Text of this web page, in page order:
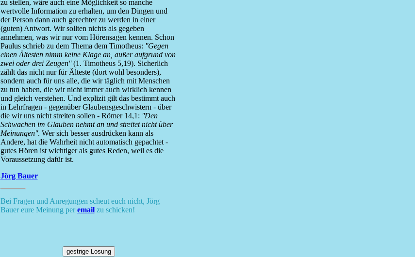
zu stellen, wäre auch eine Möglichkeit so manche
wertvolle Information zu erhalten, um den Dingen und
der Person dann auch gerechter zu werden in einer
(guten) Antwort. Wir sollten nichts als gegeben
annehmen, was wir nur vom Hörensagen kennen. Schon
Paulus schrieb zu dem Thema dem Timotheus: ''Gegen
einen Ältesten nimm keine Klage an, außer aufgrund von
zwei oder drei Zeugen''(1. Timotheus 5,19). Sicherlich
zählt das nicht nur für Älteste (dort wohl besonders),
sondern auch für uns alle, die wir täglich mit Menschen
zu tun haben, die wir nicht immer auch wirklich kennen
und gleich verstehen. Und explizit gilt das bestimmt auch
in Lehrfragen - gegenüber Glaubensgeschwistern - über
die wir uns nicht streiten sollen - Römer 14,1: ''Den
Schwachen im Glauben nehmt an und streitet nicht über
Meinungen''. Wer sich besser ausdrücken kann als
Andere, hat die Wahrheit nicht automatisch gepachtet -
gutes Hören ist wichtiger als gutes Reden, weil es die
Voraussetzung dafür ist.
Jörg Bauer
Bei Fragen und Anregungen scheut euch nicht, Jörg
Bauer eure Meinung peremailzu schicken!
gestrige Losung